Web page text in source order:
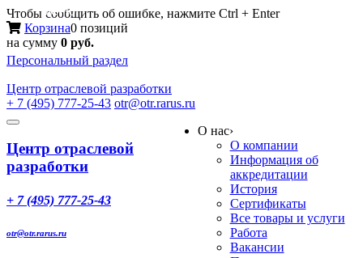
Чтобы сообщить об ошибке, нажмите Ctrl + Enter
Корзина0 позиций
на сумму 0 руб.
Персональный раздел
Центр отраслевой разработки
+ 7 (495) 777-25-43 otr@otr.rarus.ru
Toggle
Меню
Центр отраслевой
разработки
+ 7 (495) 777-25-43
otr@otr.rarus.ru
О нас›
О компании
Информация об
аккредитации
История
Сертификаты
Все товары и услуги
Работа
Вакансии